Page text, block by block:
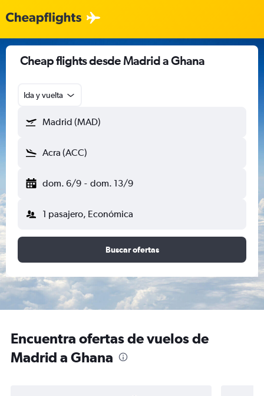
Cheap flights desde Madrid a Ghana
Ida y vuelta
Madrid (MAD)
Acra (ACC)
dom. 6/9 - dom. 13/9
1 pasajero, Económica
Buscar ofertas
Encuentra ofertas de vuelos de
Madrid a Ghana